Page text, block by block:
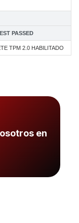
PASSED
TPM 2.0 HABILITADO
en